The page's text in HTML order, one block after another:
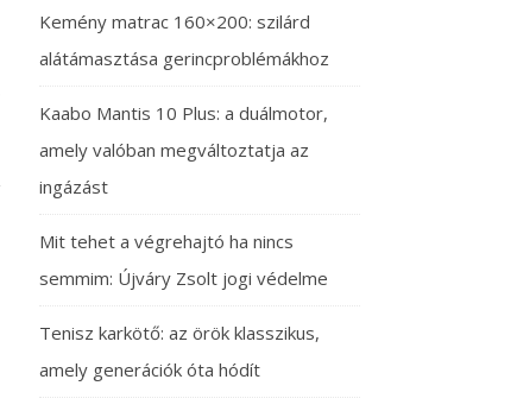
Kemény matrac 160×200: szilárd
alátámasztása gerincproblémákhoz
Kaabo Mantis 10 Plus: a duálmotor,
amely valóban megváltoztatja az
ingázást
Mit tehet a végrehajtó ha nincs
semmim: Újváry Zsolt jogi védelme
Tenisz karkötő: az örök klasszikus,
amely generációk óta hódít